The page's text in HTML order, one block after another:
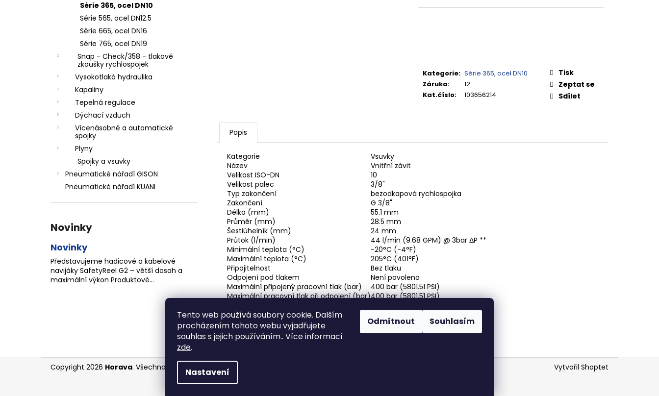
Tento web používá soubory cookie. Dalším
procházením tohoto webu vyjadřujete
souhlas s jejich používáním.. Více informací
zde.
Nastavení
Odmítnout Souhlasím
Série 365, ocel DN10
Série 565, ocel DN12.5
Série 665, ocel DN16
Série 765, ocel DN19
Snap - Check/358 - tlakové
zkoušky rychlospojek
Vysokotlaká hydraulika
Kapaliny
Tepelná regulace
Dýchací vzduch
Vícenásobné a automatické
spojky
Plyny
Spojky a vsuvky
Pneumatické nářadí GISON
Pneumatické nářadí KUANI
Novinky
Novinky
Představujeme hadicové a kabelové
navijáky SafetyReel G2 – větší dosah a
maximální výkon Produktové...
Kategorie: Série 365, ocel DN10
Záruka:
12
Kat.číslo: 103656214
Tisk
Zeptat se
Sdílet
Popis
Kategorie
Vsuvky
Název
Vnitřní závit
Velikost ISO-DN
10
Velikost palec
3/8"
Typ zakončení
bezodkapová rychlospojka
Zakončení
G 3/8"
Délka (mm)
55.1 mm
Průměr (mm)
28.5 mm
Šestiúhelník (mm)
24 mm
Průtok (l/min)
44 l/min (9.68 GPM) @ 3bar ΔP **
Minimální teplota (°C)
-20°C (-4°F)
Maximální teplota (°C)
205°C (401°F)
Připojitelnost
Bez tlaku
Odpojení pod tlakem
Není povoleno
Maximální připojený pracovní tlak (bar)
400 bar (5801.51 PSI)
Maximální pracovní tlak při odpojení (bar)400 bar (5801.51 PSI)
Min. tlak roztržení rozpojeno (bar)
1200 bar (17404.53 PSI)
Hlavní materiál
Ocel
Povrchová úprava
Zinek-nikl
Materiál těsnění
Z Vytvořil Shoptet
Copyright 2026 Horava. Všechna práva vyhrazena.